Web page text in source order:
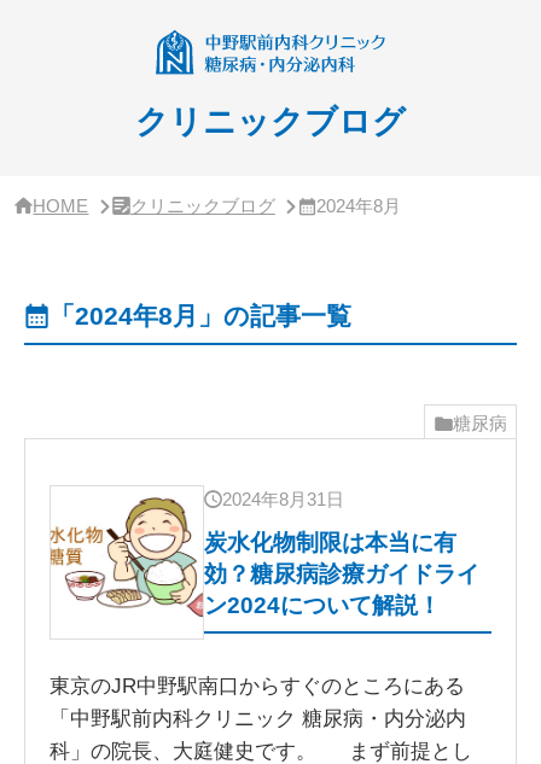
クリニックブログ
HOME クリニックブログ 2024年8月
「2024年8月」の記事一覧
糖尿病
2024年8月31日
炭水化物制限は本当に有
効？糖尿病診療ガイドライ
ン2024について解説！
東京のJR中野駅南口からすぐのところにある
「中野駅前内科クリニック 糖尿病・内分泌内
科」の院長、大庭健史です。 まず前提とし